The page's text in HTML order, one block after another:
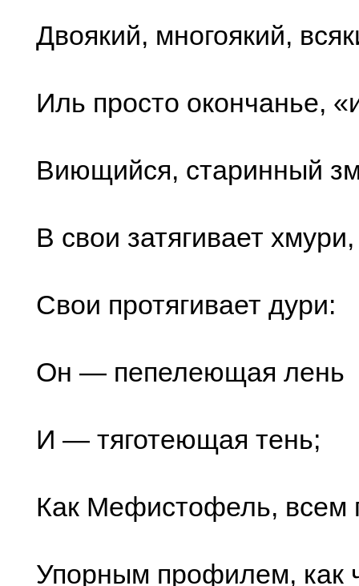
Двоякий, многоякий,
Иль просто окончанье,
Виющийся, старинный
В свои затягивает хмури,
Свои протягивает дури:
Он — пепелеющая лень
И — тяготеющая тень;
Как Мефистофель, всем
Упорным профилем, как